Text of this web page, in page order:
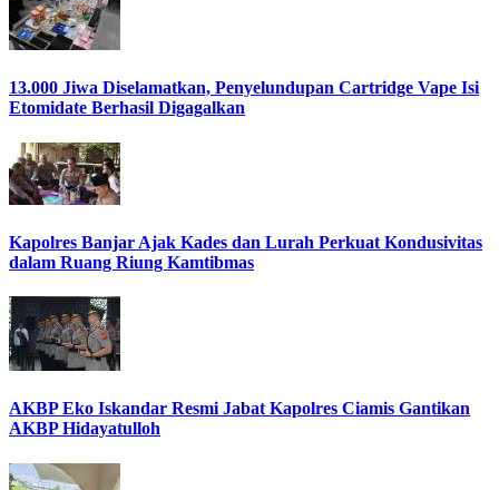
13.000 Jiwa Diselamatkan, Penyelundupan Cartridge Vape Isi
Etomidate Berhasil Digagalkan
Kapolres Banjar Ajak Kades dan Lurah Perkuat Kondusivitas
dalam Ruang Riung Kamtibmas
AKBP Eko Iskandar Resmi Jabat Kapolres Ciamis Gantikan
AKBP Hidayatulloh